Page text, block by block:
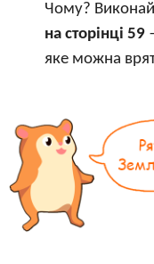
Чому? Виконай
на сторінці 59
яке можна